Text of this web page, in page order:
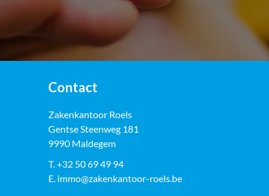
Contact
Zakenkantoor Roels
Gentse Steenweg 181
9990 Maldegem
T.+32 50 69 49 94
E. immo@zakenkantoor-roels.be